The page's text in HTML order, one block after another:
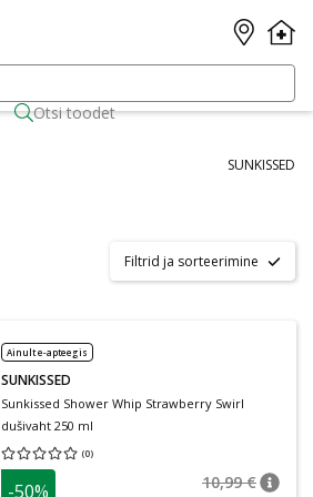
Otsi toodet
SUNKISSED
Filtrid ja sorteerimine
Ainult e-apteegis
SUNKISSED
Sunkissed Shower Whip Strawberry Swirl
dušivaht 250 ml
(0)
Keskmine hinnang 0.00
-50% 10,99 €